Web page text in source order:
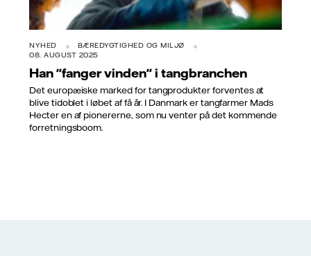
NYHED
BÆREDYGTIGHED OG MILJØ
08. AUGUST 2025
Han "fanger vinden" i tangbranchen
Det europæiske marked for tangprodukter forventes at
blive tidoblet i løbet af få år. I Danmark er tangfarmer Mads
Hecter en af pionererne, som nu venter på det kommende
forretningsboom.